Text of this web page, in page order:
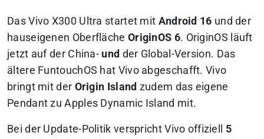
Das Vivo X300 Ultra startet mit Android 16 und der
hauseigenen Oberfläche OriginOS 6. OriginOS läuft
jetzt auf der China- und der Global-Version. Das
ältere FuntouchOS hat Vivo abgeschafft. Vivo
bringt mit der Origin Island zudem das eigene
Pendant zu Apples Dynamic Island mit.
Bei der Update-Politik verspricht Vivo offiziell 5